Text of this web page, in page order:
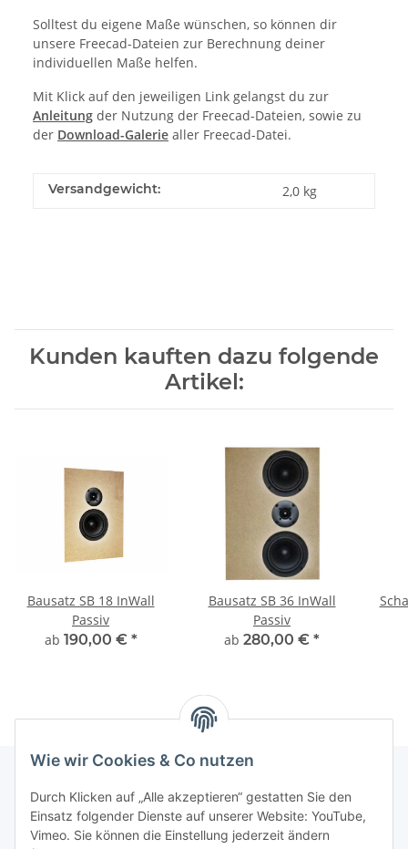
Solltest du eigene Maße wünschen, so können dir
unsere Freecad-Dateien zur Berechnung deiner
individuellen Maße helfen.
Mit Klick auf den jeweiligen Link gelangst du zur
Anleitung der Nutzung der Freecad-Dateien, sowie zu
der Download-Galerie aller Freecad-Datei.
Versandgewicht: 2,0 kg
Kunden kauften dazu folgende
Artikel:
Bausatz SB 18 InWall
Passiv
ab 190,00 € *
Bausatz SB 36 InWall
Passiv
ab 280,00 € *
Informationen
Wie wir Cookies & Co nutzen
Durch Klicken auf „Alle akzeptieren“ gestatten Sie den
Einsatz folgender Dienste auf unserer Website: YouTube,
Vimeo. Sie können die Einstellung jederzeit ändern